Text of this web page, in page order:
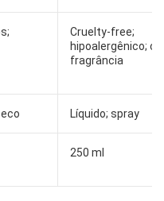
Cruelty-free;
hipoalergênico;
fragrância
Líquido; spray
250 ml